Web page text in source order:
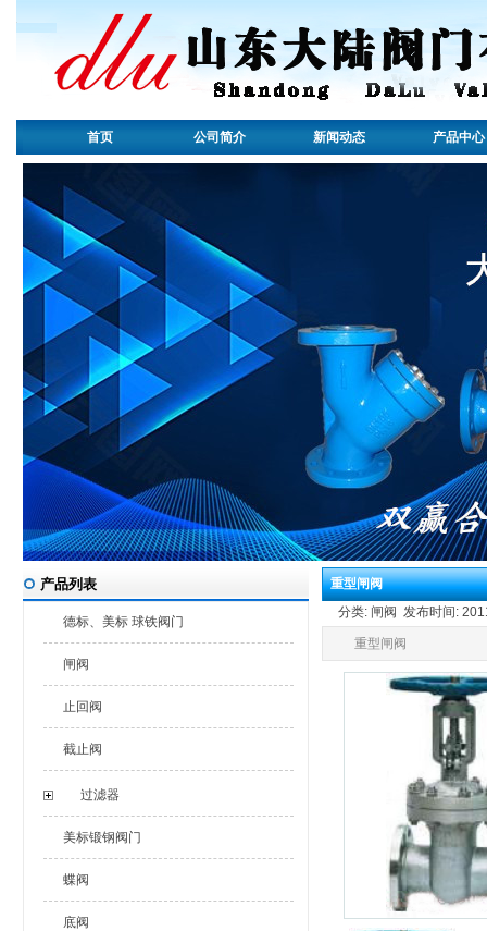
首页 公司简介 新闻动态 产品中心
产品列表
德标、美标 球铁阀门
闸阀
止回阀
截止阀
过滤器
美标锻钢阀门
蝶阀
底阀
重型闸阀
分类: 闸阀 发布时间:
重型闸阀